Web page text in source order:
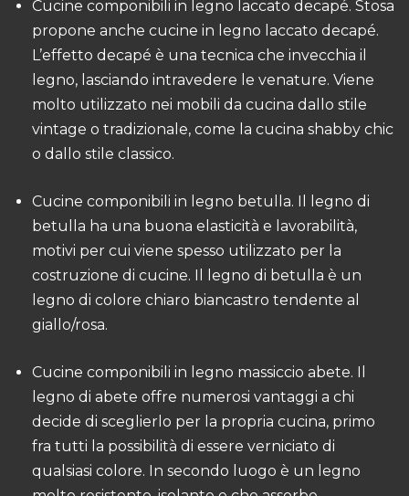
Cucine componibili in legno laccato decapé. Stosa
propone anche cucine in legno laccato decapé.
L’effetto decapé è una tecnica che invecchia il
legno, lasciando intravedere le venature. Viene
molto utilizzato nei mobili da cucina dallo stile
vintage o tradizionale, come la cucina shabby chic
o dallo stile classico.
Cucine componibili in legno betulla. Il legno di
betulla ha una buona elasticità e lavorabilità,
motivi per cui viene spesso utilizzato per la
costruzione di cucine. Il legno di betulla è un
legno di colore chiaro biancastro tendente al
giallo/rosa.
Cucine componibili in legno massiccio abete. Il
legno di abete offre numerosi vantaggi a chi
decide di sceglierlo per la propria cucina, primo
fra tutti la possibilità di essere verniciato di
qualsiasi colore. In secondo luogo è un legno